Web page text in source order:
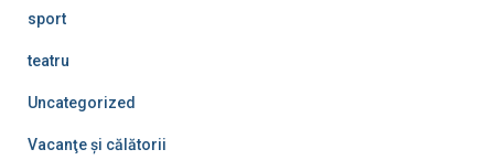
sport
teatru
Uncategorized
Vacanţe şi călătorii